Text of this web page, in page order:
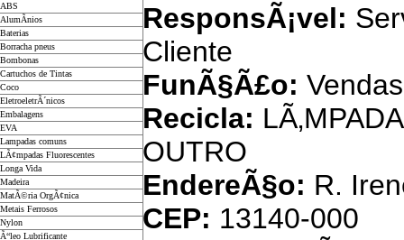
ABS
AlumÃ­nios
Baterias
Borracha pneus
Bombonas
Cartuchos de Tintas
Coco
EletroeletrÃ´nicos
Embalagens
EVA
Lampadas comuns
LÃ¢mpadas Fluorescentes
Longa Vida
Madeira
MatÃ©ria OrgÃ¢nica
Metais Ferrosos
Nylon
Ã“leo Lubrificante
ResponsÃ¡vel:
Cliente
FunÃ§Ã£o: Vendas
Recicla:
OUTRO
EndereÃ§o: R.
CEP: 13140-000